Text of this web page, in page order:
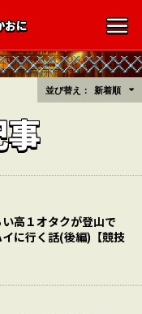
おに
並び替え： 新着順
高１オタクが登山で
イに行く話(後編)【競技